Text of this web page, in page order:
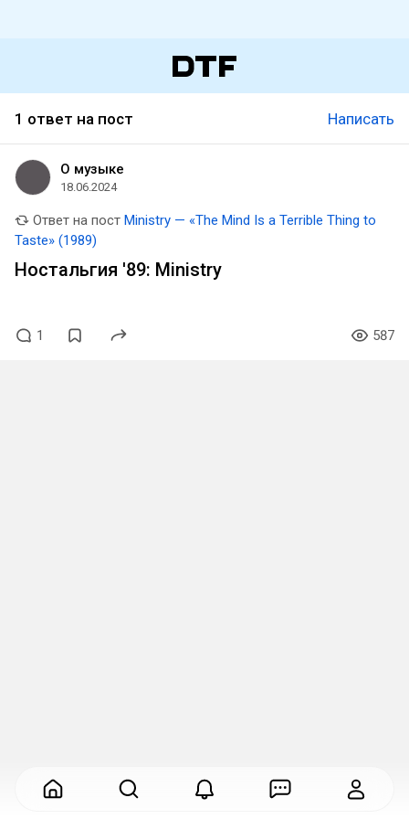
1 ответ на пост Написать
О музыке
18.06.2024
Ответ на пост Ministry — «The Mind Is a Terrible Thing to
Taste» (1989)
Ностальгия '89: Ministry
1 587